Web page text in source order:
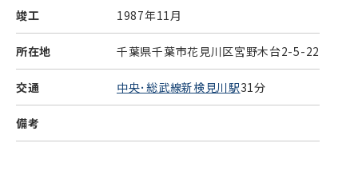
竣工 1987年11月
所在地 千葉県千葉市花見川区宮野木台2-5-22
交通 中央･総武線新検見川駅31分
備考